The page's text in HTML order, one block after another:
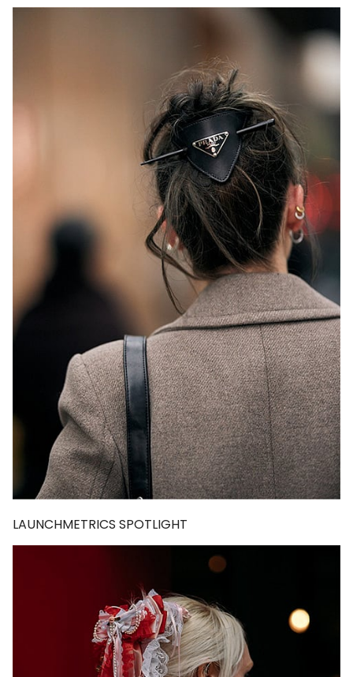
LAUNCHMETRICS SPOTLIGHT